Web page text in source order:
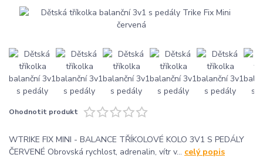
Ohodnotit produkt
WTRIKE FIX MINI - BALANCE TŘÍKOLOVÉ KOLO 3V1 S PEDÁLY
ČERVENÉ Obrovská rychlost, adrenalin, vítr v... celý popis